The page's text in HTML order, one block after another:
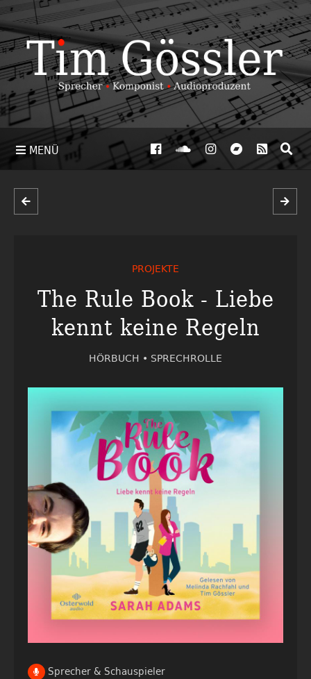
MENÜ
PROJEKTE
The Rule Book - Liebe
kennt keine Regeln
HÖRBUCH • SPRECHROLLE
Sprecher & Schauspieler